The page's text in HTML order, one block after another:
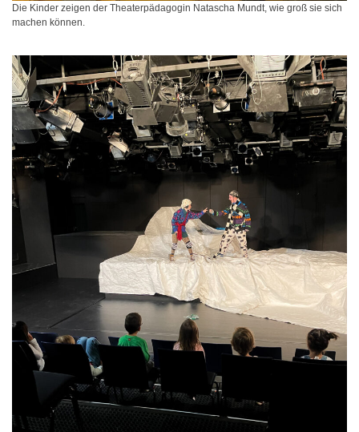
Die Kinder zeigen der Theaterpädagogin Natascha Mundt, wie groß sie sich
machen können.